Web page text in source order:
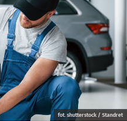
fot. shutterstock / Standret